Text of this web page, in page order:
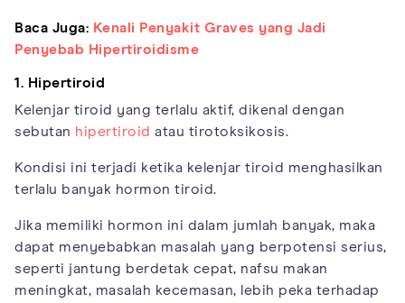
Baca Juga: Kenali Penyakit Graves yang Jadi
Penyebab Hipertiroidisme
1. Hipertiroid
Kelenjar tiroid yang terlalu aktif, dikenal dengan
sebutan hipertiroid atau tirotoksikosis.
Kondisi ini terjadi ketika kelenjar tiroid menghasilkan
terlalu banyak hormon tiroid.
Jika memiliki hormon ini dalam jumlah banyak, maka
dapat menyebabkan masalah yang berpotensi serius,
seperti jantung berdetak cepat, nafsu makan
meningkat, masalah kecemasan, lebih peka terhadap